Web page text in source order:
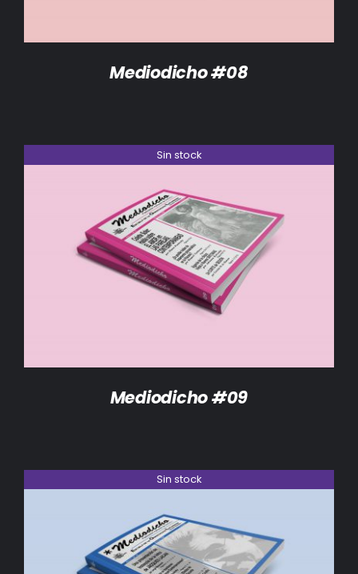
Mediodicho #08
Sin stock
DETALLES
Mediodicho #09
Sin stock